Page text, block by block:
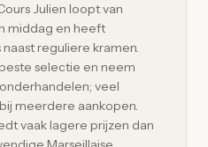
Julien loopt van
middag en heeft
reguliere kramen.
selectie en neem
veel
meerdere aankopen.
vaak lagere prijzen dan